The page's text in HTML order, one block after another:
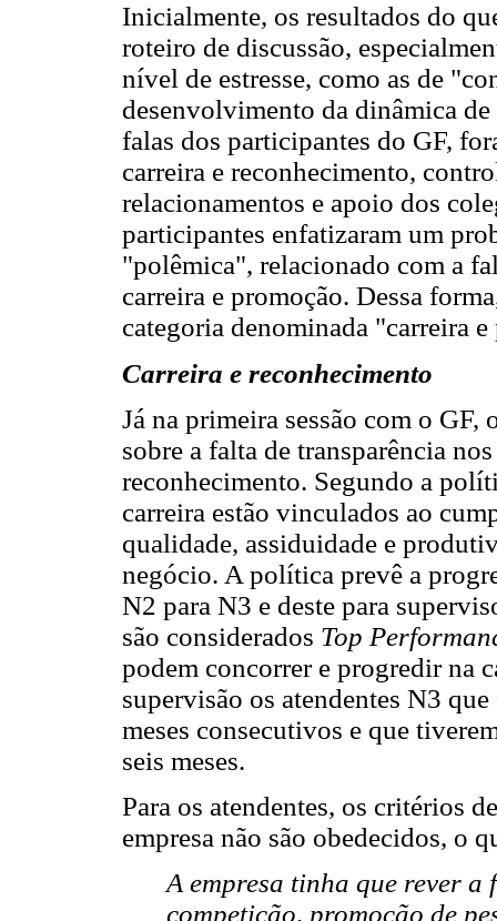
Inicialmente, os resultados do
roteiro de discussão,
nível de estresse, como as de
desenvolvimento da dinâmica
falas dos participantes do GF,
carreira e reconhecimento,
relacionamentos e apoio dos
participantes enfatizaram um
"polêmica", relacionado com a
carreira e promoção. Dessa
categoria denominada "carreira
Carreira e reconhecimento
Já na primeira sessão com o GF,
sobre a falta de transparência
reconhecimento. Segundo a
carreira estão vinculados ao
qualidade, assiduidade e
negócio. A política prevê a
N2 para N3 e deste para
são considerados Top
podem concorrer e progredir na
supervisão os atendentes N3
meses consecutivos e que
seis meses.
Para os atendentes, os critérios
empresa não são obedecidos, o
A empresa tinha que rever a
competição, promoção de